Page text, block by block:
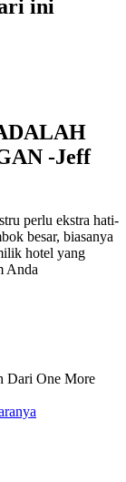
ini
-Jeff
perlu ekstra hati-
besar, biasanya
hotel yang
Anda
Dari One More